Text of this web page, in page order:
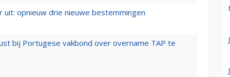
opnieuw drie nieuwe bestemmingen
bij Portugese vakbond over overname TAP te